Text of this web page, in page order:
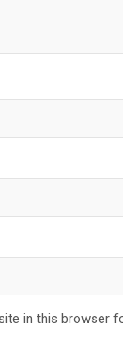
in this browser